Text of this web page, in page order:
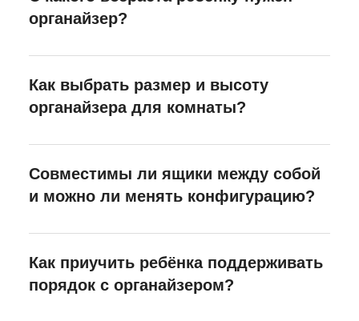
органайзер?
Как выбрать размер и высоту
органайзера для комнаты?
Совместимы ли ящики между собой
и можно ли менять конфигурацию?
Как приучить ребёнка поддерживать
порядок с органайзером?